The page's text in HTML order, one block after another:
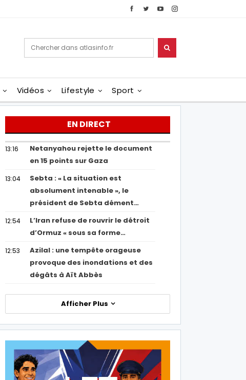
Vidéos Lifestyle Sport
EN DIRECT
13:16
Netanyahou rejette le document
en 15 points sur Gaza
13:04
Sebta : « La situation est
absolument intenable », le
président de Sebta dément…
12:54
L’Iran refuse de rouvrir le détroit
d’Ormuz « sous sa forme…
12:53
Azilal : une tempête orageuse
provoque des inondations et des
dégâts à Aït Abbès
Afficher Plus